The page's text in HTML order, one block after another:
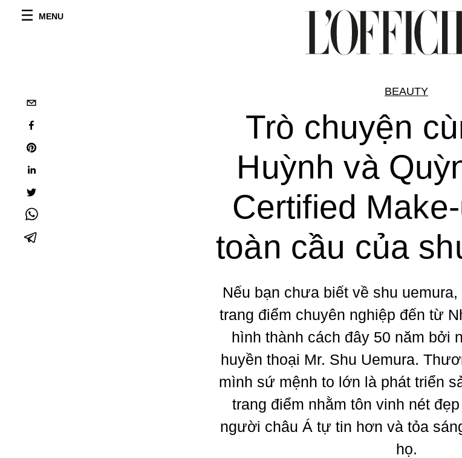
MENU
BEAUTY
Trò chuyện
Huỳnh và
Certified
toàn cầu của
Nếu bạn chưa biết về shu
trang điểm chuyên nghiệp đến từ
hình thành cách đây 50 năm bởi
huyền thoại Mr. Shu Uemura.
mình sứ mệnh to lớn là phát triển
trang điểm nhằm tôn vinh nét
người châu Á tự tin hơn và tỏa
họ.